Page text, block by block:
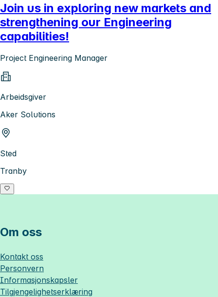
Join us in exploring new markets and
strengthening our Engineering
capabilities!
Project Engineering Manager
Arbeidsgiver
Aker Solutions
Sted
Tranby
Om oss
Kontakt oss
Personvern
Informasjonskapsler
Tilgjengelighetserklæring